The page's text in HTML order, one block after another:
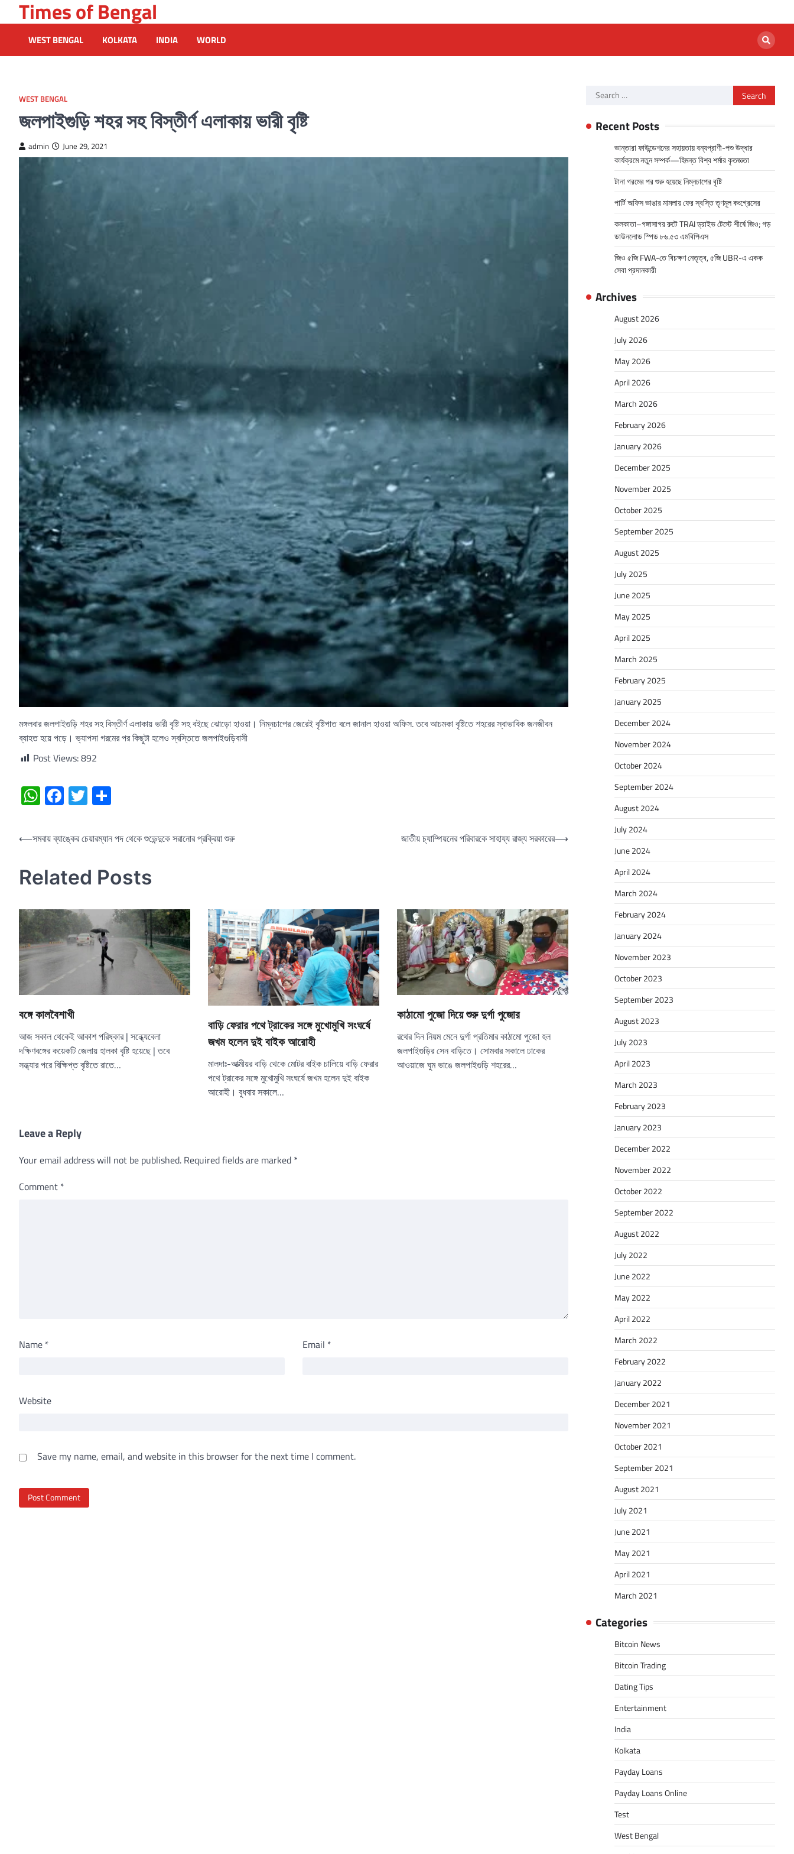
to
content
Times of Bengal
WEST BENGAL KOLKATA INDIA WORLD
WEST BENGAL
জলপাইগুড়ি শহর সহ বিস্তীর্ণ এলাকায় ভারী বৃষ্টি
admin June 29, 2021
মঙ্গলবার জলপাইগুড়ি শহর সহ বিস্তীর্ণ এলাকায় ভারী বৃষ্টি সহ বইছে ঝোড়ো হাওয়া। নিম্নচাপের জেরেই বৃষ্টিপাত বলে জানাল হাওয়া অফিস. তবে আচমকা বৃষ্টিতে শহরের স্বাভাবিক জনজীবন
ব্যাহত হয়ে পড়ে। ভ্যাপসা গরমের পর কিছুটা হলেও স্বস্তিতে জলপাইগুড়িবাসী
Post Views:892
WhatsApp
Facebook
Twitter
Post
⟵সমবায় ব্যাঙ্কের চেয়ারম্যান পদ থেকে শুভেন্দুকে সরানোর প্রক্রিয়া শুরু জাতীয় চ্যাম্পিয়নের পরিবারকে সাহায্য রাজ্য সরকারের⟶
Related Posts
বঙ্গে কালবৈশাখী
আজ সকাল থেকেই আকাশ পরিষ্কার | সন্ধ্যেবেলা
দক্ষিণবঙ্গের কয়েকটি জেলায় হালকা বৃষ্টি হয়েছে | তবে
সন্ধ্যার পরে বিক্ষিপ্ত বৃষ্টিতে রাতে…
বাড়ি ফেরার পথে ট্রাকের সঙ্গে মুখোমুখি সংঘর্ষে
জখম হলেন দুই বাইক আরোহী
মালদাঃ-আত্মীয়র বাড়ি থেকে মোটর বাইক চালিয়ে বাড়ি ফেরার
পথে ট্রাকের সঙ্গে মুখোমুখি সংঘর্ষে জখম হলেন দুই বাইক
আরোহী। বুধবার সকালে…
কাঠামো পুজো দিয়ে শুরু দুর্গা পুজোর
রথের দিন নিয়ম মেনে দুর্গা প্রতিমার কাঠামো পুজো হল
জলপাইগুড়ির সেন বাড়িতে। সোমবার সকালে ঢাকের
আওয়াজে ঘুম ভাঙে জলপাইগুড়ি শহরের…
Leave a Reply
Your email address will not be published. Required fields are marked *
Comment *
Name * Email *
Website
Save my name, email, and website in this browser for the next time I comment.
Search
Recent Posts
ভান্তারা ফাউন্ডেশনের সহায়তায় বন্যপ্রাণী-পশু উদ্ধার
কার্যক্রমে নতুন সম্পর্ক—হিমন্ত বিশ্ব শর্মার কৃতজ্ঞতা
টানা গরমের পর শুরু হয়েছে নিম্নচাপের বৃষ্টি
পার্টি অফিস ভাঙার মামলায় ফের স্বস্তি তৃণমূল কংগ্রেসের
কলকাতা–গঙ্গাসাগর রুটে TRAI ড্রাইভ টেস্টে শীর্ষে জিও; গড়
ডাউনলোড স্পিড ৮৬.৫৩ এমবিপিএস
জিও ৫জি FWA-তে বিচক্ষণ নেতৃত্ব, ৫জি UBR-এ একক
সেবা প্রদানকারী
Archives
August 2026
July 2026
May 2026
April 2026
March 2026
February 2026
January 2026
December 2025
November 2025
October 2025
September 2025
August 2025
July 2025
June 2025
May 2025
April 2025
March 2025
February 2025
January 2025
December 2024
November 2024
October 2024
September 2024
August 2024
July 2024
June 2024
April 2024
March 2024
February 2024
January 2024
November 2023
October 2023
September 2023
August 2023
July 2023
April 2023
March 2023
February 2023
January 2023
December 2022
November 2022
October 2022
September 2022
August 2022
July 2022
June 2022
May 2022
April 2022
March 2022
February 2022
January 2022
December 2021
November 2021
October 2021
September 2021
August 2021
July 2021
June 2021
May 2021
April 2021
March 2021
Categories
Bitcoin News
Bitcoin Trading
Dating Tips
Entertainment
India
Kolkata
Payday Loans
Payday Loans Online
Test
West Bengal